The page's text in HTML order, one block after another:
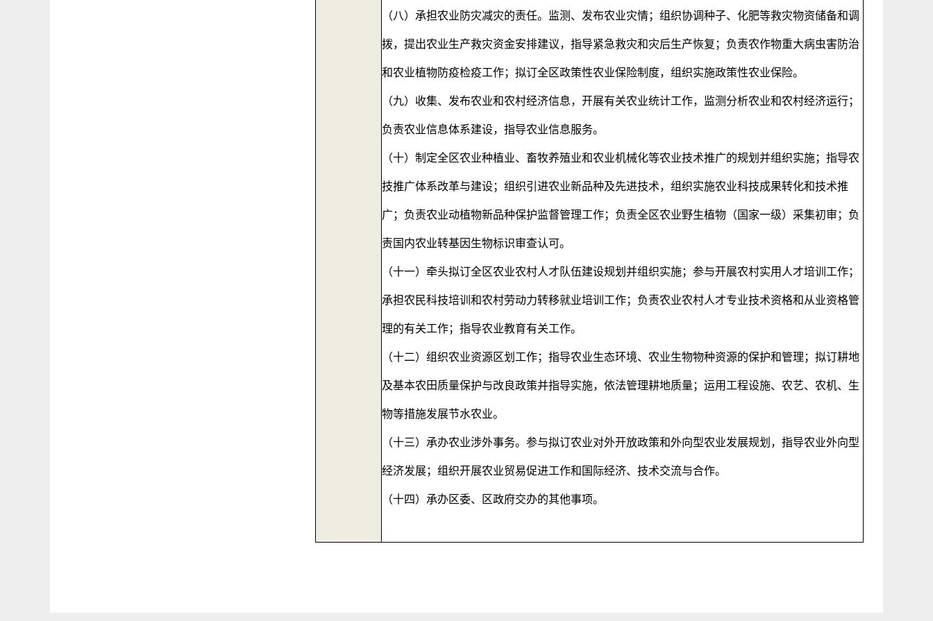
（八）承担农业防灾减灾的责任。监测、发布农业灾情；组织协调种子、化肥等救灾物资储备和调
拨，提出农业生产救灾资金安排建议，指导紧急救灾和灾后生产恢复；负责农作物重大病虫害防治
和农业植物防疫检疫工作；拟订全区政策性农业保险制度，组织实施政策性农业保险。
（九）收集、发布农业和农村经济信息，开展有关农业统计工作，监测分析农业和农村经济运行；
负责农业信息体系建设，指导农业信息服务。
（十）制定全区农业种植业、畜牧养殖业和农业机械化等农业技术推广的规划并组织实施；指导农
技推广体系改革与建设；组织引进农业新品种及先进技术，组织实施农业科技成果转化和技术推
广；负责农业动植物新品种保护监督管理工作；负责全区农业野生植物（国家一级）采集初审；负
责国内农业转基因生物标识审查认可。
（十一）牵头拟订全区农业农村人才队伍建设规划并组织实施；参与开展农村实用人才培训工作；
承担农民科技培训和农村劳动力转移就业培训工作；负责农业农村人才专业技术资格和从业资格管
理的有关工作；指导农业教育有关工作。
（十二）组织农业资源区划工作；指导农业生态环境、农业生物物种资源的保护和管理；拟订耕地
及基本农田质量保护与改良政策并指导实施，依法管理耕地质量；运用工程设施、农艺、农机、生
物等措施发展节水农业。
（十三）承办农业涉外事务。参与拟订农业对外开放政策和外向型农业发展规划，指导农业外向型
经济发展；组织开展农业贸易促进工作和国际经济、技术交流与合作。
（十四）承办区委、区政府交办的其他事项。